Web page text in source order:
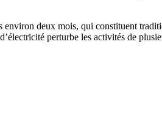
environ deux mois, qui constituent
perturbe les activités de